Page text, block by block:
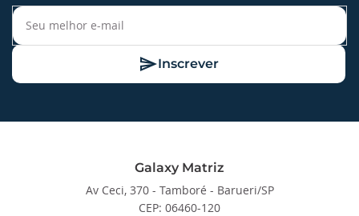
Inscrever
Galaxy Matriz
Av Ceci, 370 - Tamboré - Barueri/SP
CEP: 06460-120